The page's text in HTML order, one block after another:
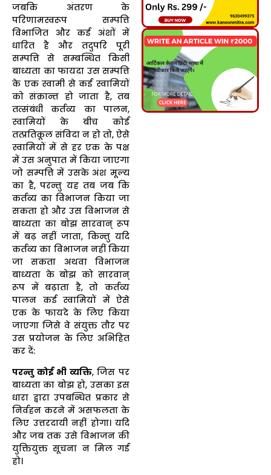
जबकि अंतरण के
परिणामस्वरूप सम्पत्ति
विभाजित और कई अंशों में
धारित है और तदुपरि पूरी
सम्पत्ति से सम्बन्धित किसी
बाध्यता का फायदा उस सम्पत्ति
के एक स्वामी से कई स्वामियों
को संक्रान्त हो जाता है, तब
तत्संबंधी कर्तव्य का पालन,
स्वामियों के बीच कोई
तत्प्रतिकूल संविदा न हो तो, ऐसे
स्वामियों में से हर एक के पक्ष
में उस अनुपात में किया जाएगा
जो सम्पत्ति में उसके अंश मूल्य
का है, परन्तु यह तब जब कि
कर्तव्य का विभाजन किया जा
सकता हो और उस विभाजन से
बाध्यता का बोझ सारवान् रूप
में बढ़ नहीं जाता, किन्तु यदि
कर्तव्य का विभाजन नहीं किया
जा सकता अथवा विभाजन
बाध्यता के बोझ को सारवान्
रूप में बढ़ाता है, तो कर्तव्य
पालन कई स्वामियों में ऐसे
एक के फायदे के लिए किया
जाएगा जिसे वे संयुक्त तौर पर
उस प्रयोजन के लिए अभिहित
कर दें:
परन्तु कोई भी व्यक्ति, जिस पर
बाध्यता का बोझ हो, उसका इस
धारा द्वारा उपबन्धित प्रकार से
निर्वहन करने में असफलता के
लिए उत्तरदायी नहीं होगा। यदि
और जब तक उसे विभाजन की
युक्तियुक्त सूचना न मिल गई
हो।